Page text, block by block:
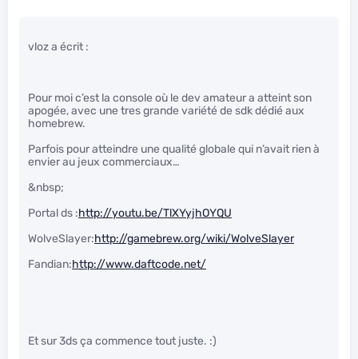
vloz a écrit :
Pour moi c’est la console où le dev amateur a atteint son
apogée, avec une tres grande variété de sdk dédié aux
homebrew.
Parfois pour atteindre une qualité globale qui n’avait rien à
envier au jeux commerciaux…
&nbsp;
Portal ds :http://youtu.be/TlXYyjhOYQU
WolveSlayer:http://gamebrew.org/wiki/WolveSlayer
Fandian:http://www.daftcode.net/
Et sur 3ds ça commence tout juste. :)